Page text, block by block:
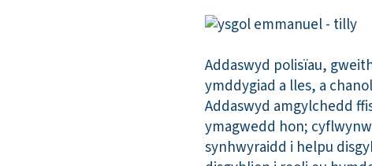
Addaswyd polisïau,
ymddygiad a lles, a
Addaswyd amgylchedd
ymagwedd hon;
synhwyraidd i helpu